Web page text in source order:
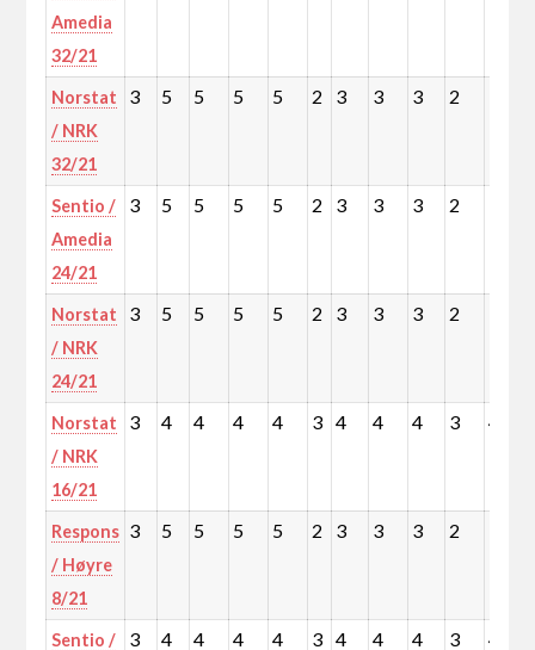
Amedia
32/21
Norstat
/ NRK
32/21
3 5 5 5 5 2 3 3 3 2
Sentio /
Amedia
24/21
3 5 5 5 5 2 3 3 3 2
Norstat
/ NRK
24/21
3 5 5 5 5 2 3 3 3 2
Norstat
/ NRK
16/21
3 4 4 4 4 3 4 4 4 3 4
Respons
/ Høyre
8/21
3 5 5 5 5 2 3 3 3 2
Sentio /
3 4 4 4 4 3 4 4 4 3 4